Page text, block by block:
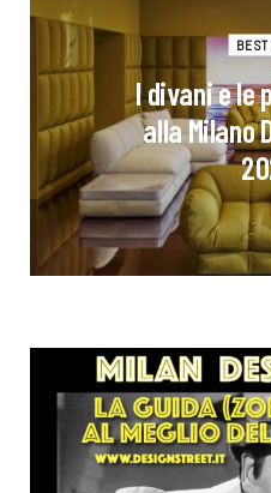
I divani e le
alla Milano